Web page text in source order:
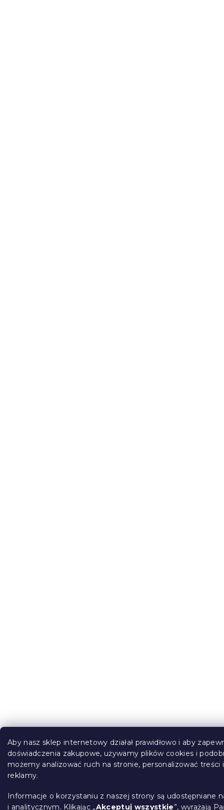
Aby nasz sklep internetowy działał prawidłowo i aby
doświadczenia zakupowe, używamy plików cookies i
możemy analizować ruch na stronie, personalizować
reklamy.
Informacje o korzystaniu z naszej strony są udostępniane
i analitycznym. Klikając „Akceptuj wszystkie”, wyrażają